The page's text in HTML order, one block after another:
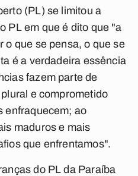
(PL) se limitou a
PL em que é dito que "a
o que se pensa, o que se
é a verdadeira essência
fazem parte de
e comprometido
enfraquecem; ao
maduros e mais
que enfrentamos".
do PL da Paraíba